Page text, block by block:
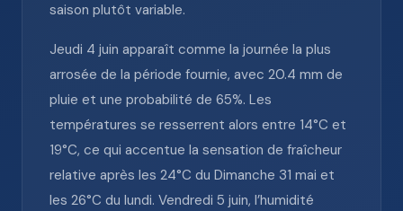
saison plutôt variable.
Jeudi 4 juin apparaît comme la journée la plus
arrosée de la période fournie, avec 20.4 mm de
pluie et une probabilité de 65%. Les
températures se resserrent alors entre 14°C et
19°C, ce qui accentue la sensation de fraîcheur
relative après les 24°C du Dimanche 31 mai et
les 26°C du lundi. Vendredi 5 juin, l’humidité